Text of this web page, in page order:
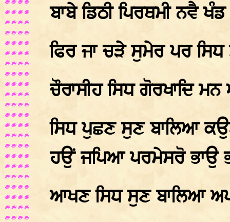
ਬਾਬੇ ਡਿਠੀ ਪਿਰਥਮੀ ਨਵੈ
ਫਿਰ ਜਾ ਚੜੇ ਸੁਮੇਰ ਪਰ ਸਿਧ
ਚੌਰਾਸੀਹ ਸਿਧ ਗੋਰਖਾਦਿ
ਸਿਧ ਪੁਛਣ ਸੁਣ ਬਾਲਿਆ
ਹਉਂ ਜਪਿਆ ਪਰਮੇਸਰੋ ਭਾਉ
ਆਖਣ ਸਿਧ ਸੁਣ ਬਾਲਿਆ